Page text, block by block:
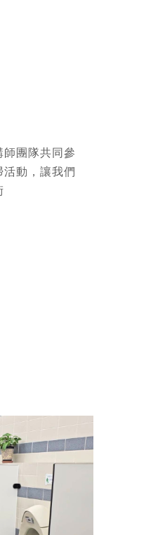
團隊共同參
動，讓我們